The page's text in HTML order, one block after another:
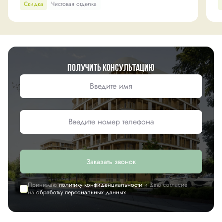
Скидка Чистовая отделка
Получить консультацию
Заказать звонок
Принимаюполитику конфиденциальностии даю согласие
наобработку персональных данных